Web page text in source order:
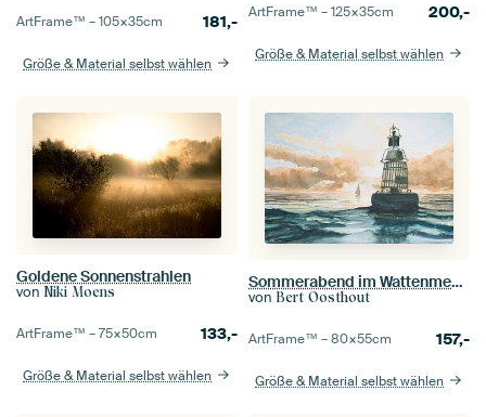
ArtFrame™ –105×35cm 181,-
Größe & Material selbst wählen
ArtFrame™ –125×35cm 200,-
Größe & Material selbst wählen
Goldene Sonnenstrahlen
von Niki Moens
ArtFrame™ –75×50cm 133,-
Größe & Material selbst wählen
Sommerabend im Wattenmeer, gegen den Strom
von Bert Oosthout
ArtFrame™ –80×55cm 157,-
Größe & Material selbst wählen